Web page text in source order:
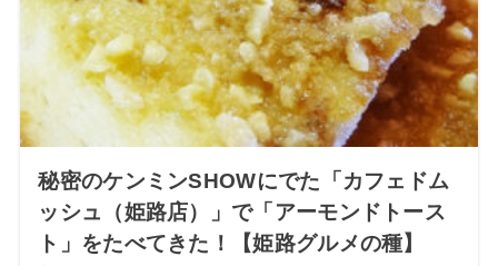
秘密のケンミンSHOWにでた「カフェドム
ッシュ（姫路店）」で「アーモンドトース
ト」をたべてきた！【姫路グルメの種】